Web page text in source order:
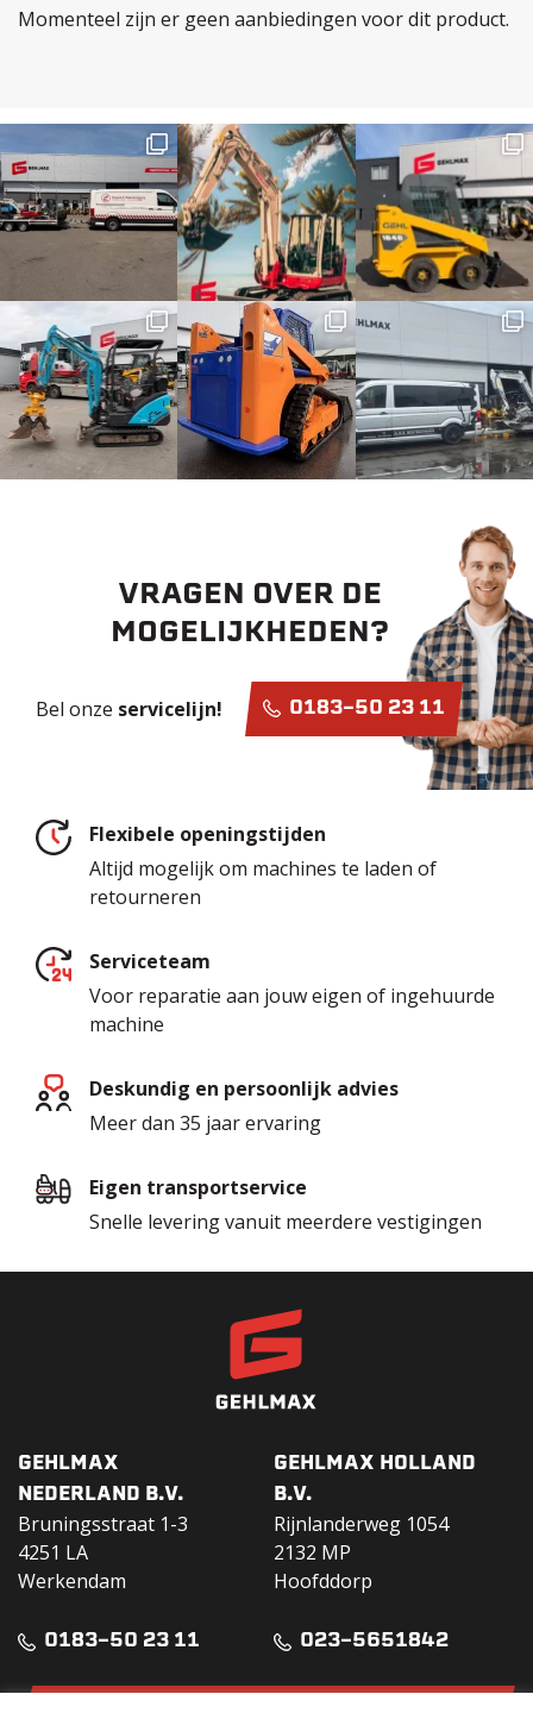
Momenteel zijn er geen aanbiedingen voor dit product.
VRAGEN OVER DE
MOGELIJKHEDEN?
Bel onze servicelijn! 0183-50 23 11
Flexibele openingstijden
Altijd mogelijk om machines te laden of
retourneren
Serviceteam
Voor reparatie aan jouw eigen of ingehuurde
machine
Deskundig en persoonlijk advies
Meer dan 35 jaar ervaring
Eigen transportservice
Snelle levering vanuit meerdere vestigingen
GEHLMAX
NEDERLAND B.V.
Bruningsstraat 1-3
4251 LA
Werkendam
0183-50 23 11
GEHLMAX HOLLAND
B.V.
Rijnlanderweg 1054
2132 MP
Hoofddorp
023-5651842